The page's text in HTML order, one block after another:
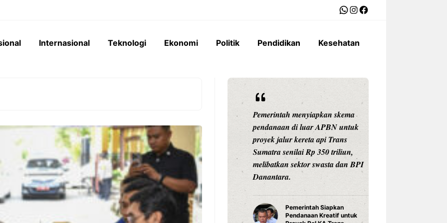
WhatsApp
Instagram
Facebook
Internasional Teknologi Ekonomi Politik Pendidikan Kesehatan
mangkrak
berbelit. REI
16 DPD tak
Properti Rp34,5
Mangkrak,
Jadi Biang Keladi
menempatkan Saldo Anggaran
Lebih (SAL) kepada bank-bank
Himbara senilai Rp276 triliun,
mendorong ekspansi kredit masif
ke sektor konstruksi dan industri.
Sektor Konstruksi Jadi
Bintang Baru Berkat
Pemerintah menyiapkan skema
pendanaan di luar APBN untuk
proyek jalur kereta api Trans
Sumatra senilai Rp 350 triliun,
melibatkan sektor swasta dan BPI
Danantara.
Pemerintah Siapkan
Pendanaan Kreatif untuk